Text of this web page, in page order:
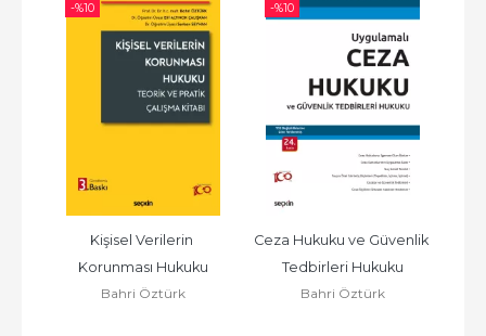
-%10
Kişisel Verilerin
Korunması Hukuku
Bahri Öztürk
-%10
Ceza Hukuku ve Güvenlik
Tedbirleri Hukuku
Bahri Öztürk